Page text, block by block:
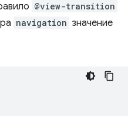
@view-transition
navigation значение